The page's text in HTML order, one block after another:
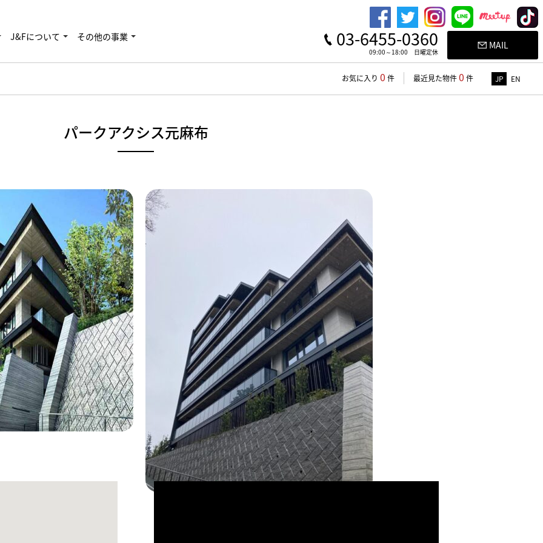
J&Fについて その他の事業 03-6455-0360
09:00～18:00 日曜定休
MAIL
お気に入り 0 件 最近見た物件0 件 JP EN
パークアクシス元麻布
CONCEPT MOVIE